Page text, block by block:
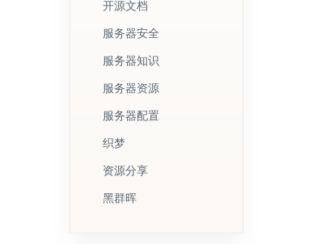
开源文档
服务器安全
服务器知识
服务器资源
服务器配置
织梦
资源分享
黑群晖